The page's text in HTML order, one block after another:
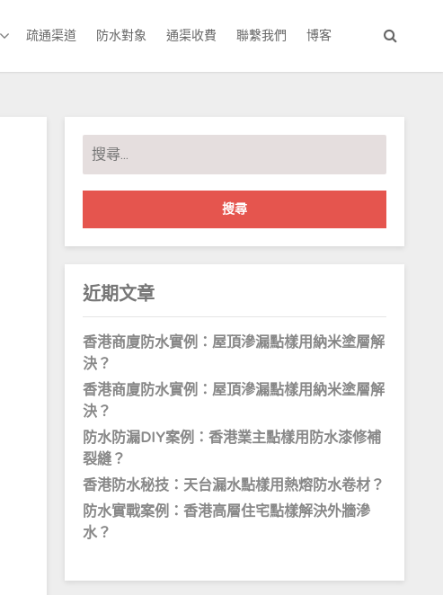
疏通渠道 防水對象 通渠收費 聯繫我們 博客
搜
尋
關
字:
近期文章
香港商廈防水實例：屋頂滲漏點樣用納米塗層解
決？
香港商廈防水實例：屋頂滲漏點樣用納米塗層解
決？
防水防漏DIY案例：香港業主點樣用防水漆修補
裂縫？
香港防水秘技：天台漏水點樣用熱熔防水卷材？
防水實戰案例：香港高層住宅點樣解決外牆滲
水？